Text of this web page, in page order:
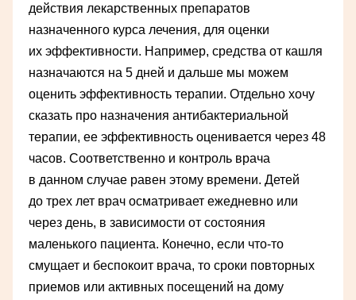
действия лекарственных препаратов
назначенного курса лечения, для оценки
их эффективности. Например, средства от кашля
назначаются на 5 дней и дальше мы можем
оценить эффективность терапии. Отдельно хочу
сказать про назначения антибактериальной
терапии, ее эффективность оценивается через 48
часов. Соответственно и контроль врача
в данном случае равен этому времени. Детей
до трех лет врач осматривает ежедневно или
через день, в зависимости от состояния
маленького пациента. Конечно, если что-то
смущает и беспокоит врача, то сроки повторных
приемов или активных посещений на дому